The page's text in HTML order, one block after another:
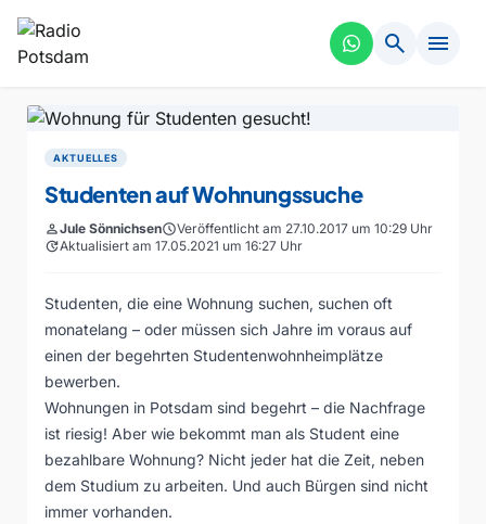
search menu
AKTUELLES
Studenten auf Wohnungssuche
personJule SönnichsenscheduleVeröffentlicht am 27.10.2017 um 10:29 Uhr
updateAktualisiert am 17.05.2021 um 16:27 Uhr
Studenten, die eine Wohnung suchen, suchen oft
monatelang – oder müssen sich Jahre im voraus auf
einen der begehrten Studentenwohnheimplätze
bewerben.
Wohnungen in Potsdam sind begehrt – die Nachfrage
ist riesig! Aber wie bekommt man als Student eine
bezahlbare Wohnung? Nicht jeder hat die Zeit, neben
dem Studium zu arbeiten. Und auch Bürgen sind nicht
immer vorhanden.